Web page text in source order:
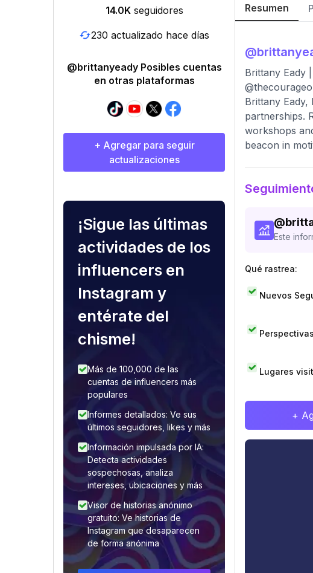
14.0K seguidores
230 actualizado hace días
@brittanyeady Posibles cuentas
en otras plataformas
+ Agregar para seguir
actualizaciones
¡Sigue las últimas
actividades de los
influencers en
Instagram y
entérate del
chisme!
Más de 100,000 de las
cuentas de influencers más
populares
Informes detallados: Ve sus
últimos seguidores, likes y más
Información impulsada por IA:
Detecta actividades
sospechosas, analiza
intereses, ubicaciones y más
Visor de historias anónimo
gratuito: Ve historias de
Instagram que desaparecen
de forma anónima
Resumen
@
Brittany Eady
Brittany Eady,
partnerships.
workshops
beacon in
@
Este
Qué rastrea:
Nuevos
Lugares
+